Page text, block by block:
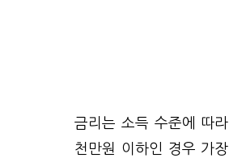
금리는 소득 수준에 따
천만원 이하인 경우 가